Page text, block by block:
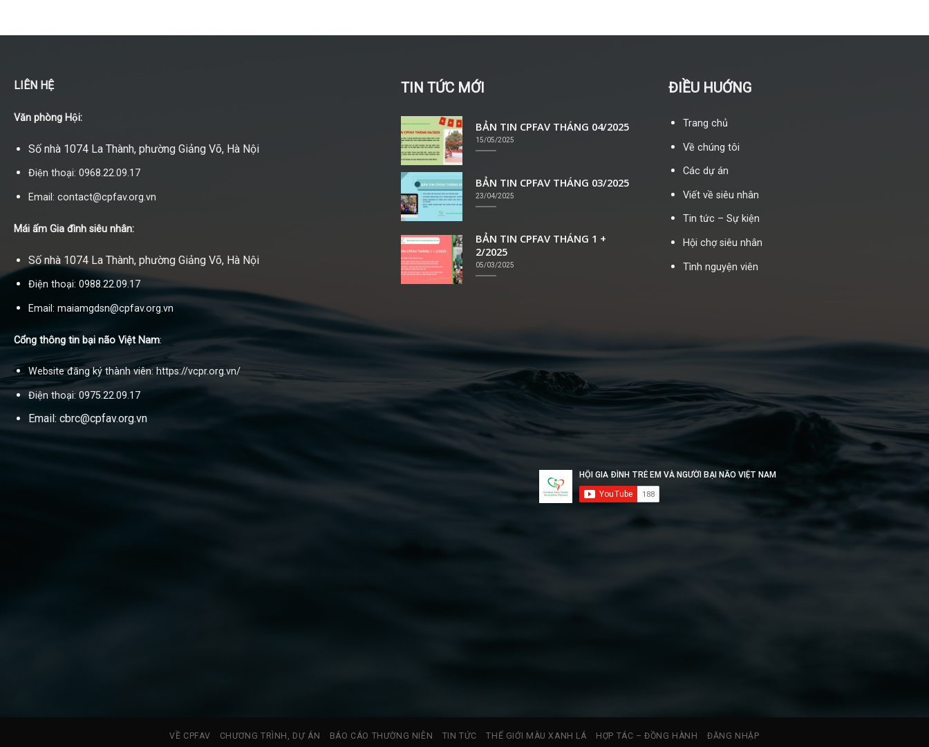
LIÊN HỆ
Văn phòng Hội:
Số nhà 1074 La Thành, phường Giảng Võ, Hà Nội
Điện thoại: 0968.22.09.17
Email: contact@cpfav.org.vn
Mái ấm Gia đình siêu nhân:
Số nhà 1074 La Thành, phường Giảng Võ, Hà Nội
Điện thoại: 0988.22.09.17
Email: maiamgdsn@cpfav.org.vn
Cổng thông tin bại não Việt Nam:
Website đăng ký thành viên: https://vcpr.org.vn/
Điện thoại: 0975.22.09.17
Email: cbrc@cpfav.org.vn
TIN TỨC MỚI
BẢN TIN CPFAV THÁNG 04/2025
15/05/2025
BẢN TIN CPFAV THÁNG 03/2025
23/04/2025
BẢN TIN CPFAV THÁNG 1 +
2/2025
05/03/2025
ĐIỀU HUỚNG
Trang chủ
Về chúng tôi
Các dự án
Viết về siêu nhân
Tin tức – Sự kiện
Hội chợ siêu nhân
Tình nguyện viên
VỀ CPFAV CHƯƠNG TRÌNH, DỰ ÁN BÁO CÁO THƯỜNG NIÊN TIN TỨC THẾ GIỚI MÀU XANH LÁ HỢP TÁC – ĐỒNG HÀNH ĐĂNG NHẬP